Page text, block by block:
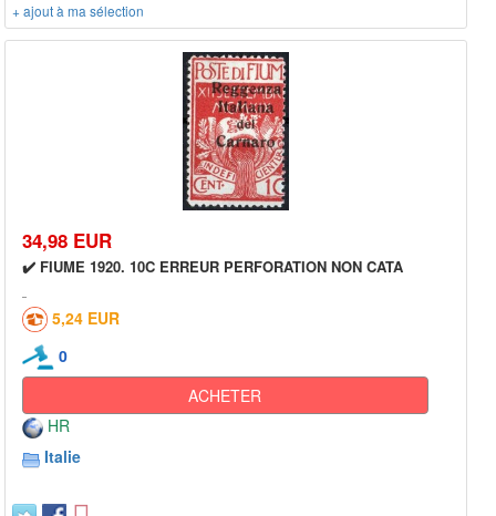
+ ajout à ma sélection
34,98 EUR
✔️ FIUME 1920. 10C ERREUR PERFORATION NON CATA
5,24 EUR
0
ACHETER
HR
Italie